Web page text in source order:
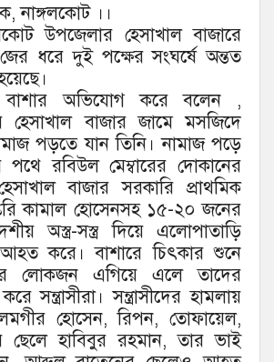
নাঙ্গলকোট ।।
উপজেলার হেসাখাল বাজারে
ধরে দুই পক্ষের সংঘর্ষে অন্তত
অভিযোগ করে বলেন ,
হেসাখাল বাজার জামে মসজিদে
পড়তে যান তিনি। নামাজ পড়ে
রবিউল মেম্বারের দোকানের
বাজার সরকারি প্রাথমিক
কামাল হোসেনসহ ১৫-২০ জনের
অস্ত্র-সস্ত্র দিয়ে এলোপাতাড়ি
করে। বাশারে চিৎকার শুনে
লোকজন এগিয়ে এলে তাদের
সন্ত্রাসীরা। সন্ত্রাসীদের হামলায়
হোসেন, রিপন, তোফায়েল,
ছেলে হাবিবুর রহমান, তার ভাই